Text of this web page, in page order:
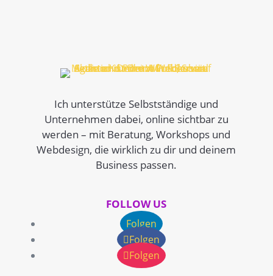
Ich unterstütze Selbstständige und
Unternehmen dabei, online sichtbar zu
werden – mit Beratung, Workshops und
Webdesign, die wirklich zu dir und deinem
Business passen.
FOLLOW US
Folgen
Folgen
Folgen